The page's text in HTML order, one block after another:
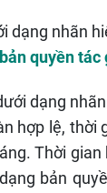
dạng nhãn
bản quyền tác
dạng
hợp lệ,
Thời
bản